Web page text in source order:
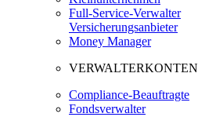
Full-Service-Verwalter
Versicherungsanbieter
Money Manager
VERWALTERKONTEN
Compliance-Beauftragte
Fondsverwalter